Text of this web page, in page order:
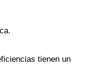
tienen un